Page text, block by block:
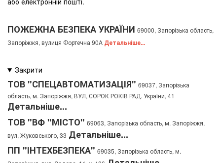
ПОЖЕЖНА БЕЗПЕКА УКРАЇНИ 69000, Запорізька область,
Запоріжжя, вулиця Фортечна 90A Детальніше...
ТОВ "СПЕЦАВТОМАТИЗАЦІЯ" 69037, Запорізька
область, м. Запоріжжя, ВУЛ, СОРОК РОКІВ РАД. України, 41
Детальніше...
ТОВ "ВФ "МІСТО" 69063, Запорізька область, м. Запоріжжя,
вул, Жуковського, 33 Детальніше...
ПП "ІНТЕХБЕЗПЕКА" 69035, Запорізька область, м.